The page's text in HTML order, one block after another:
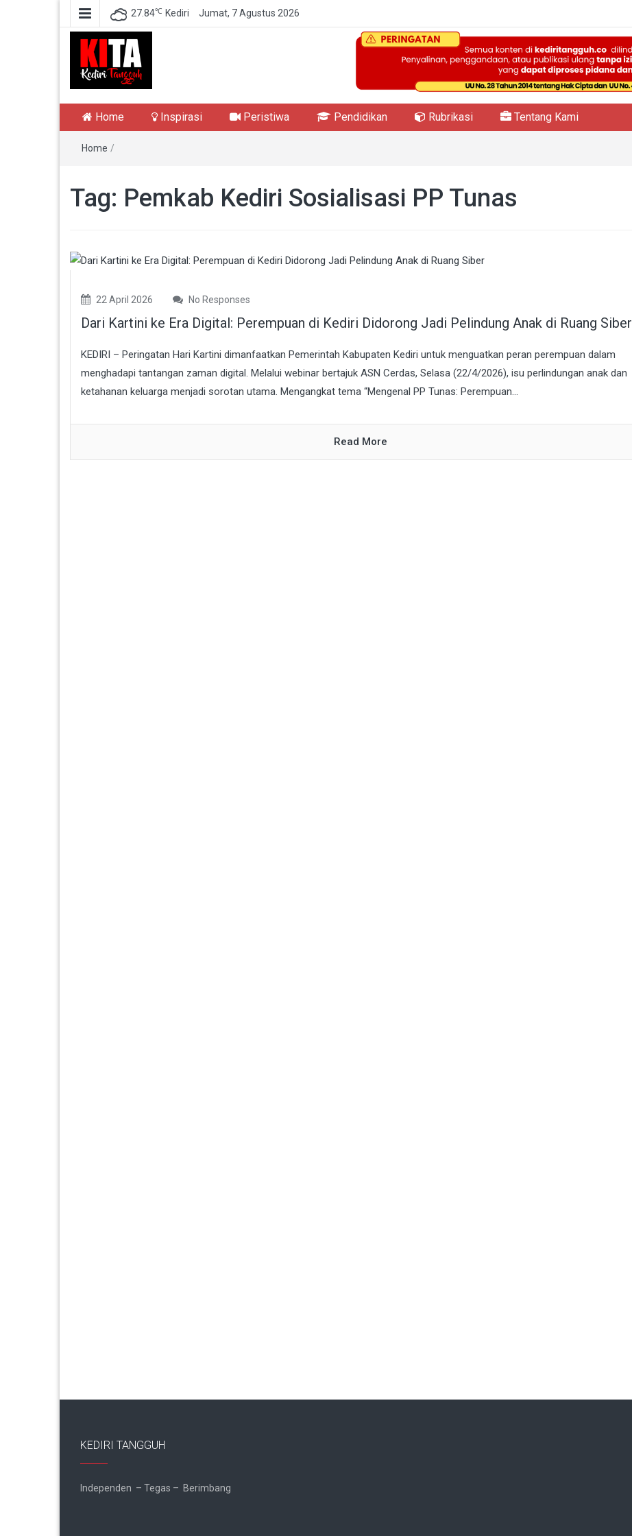
27.84℃ Kediri Jumat, 7 Agustus 2026
Kediri Tangguh
Home Inspirasi Peristiwa Pendidikan Rubrikasi Tentang Kami
Home /
Tag: Pemkab Kediri Sosialisasi PP Tunas
22 April 2026 No Responses
Dari Kartini ke Era Digital: Perempuan di Kediri Didorong Jadi Pelindung Anak di Ruang Siber
KEDIRI – Peringatan Hari Kartini dimanfaatkan Pemerintah Kabupaten Kediri untuk menguatkan peran perempuan dalam
menghadapi tantangan zaman digital. Melalui webinar bertajuk ASN Cerdas, Selasa (22/4/2026), isu perlindungan anak dan
ketahanan keluarga menjadi sorotan utama. Mengangkat tema “Mengenal PP Tunas: Perempuan...
Read More
KEDIRI TANGGUH
Independen – Tegas – Berimbang